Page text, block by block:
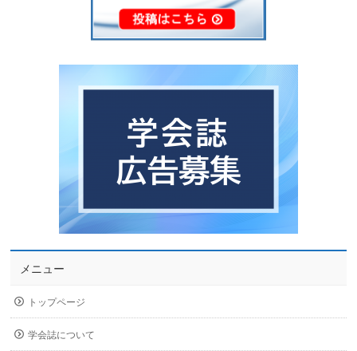
メニュー
トップページ
学会誌について